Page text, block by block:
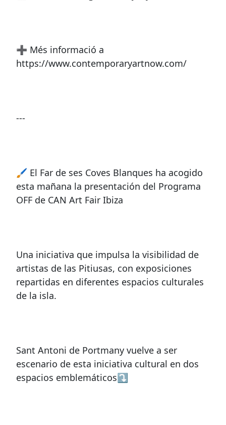
➕ Més informació a
https://www.contemporaryartnow.com/
---
🖌 El Far de ses Coves Blanques ha acogido
esta mañana la presentación del Programa
OFF de CAN Art Fair Ibiza
Una iniciativa que impulsa la visibilidad de
artistas de las Pitiusas, con exposiciones
repartidas en diferentes espacios culturales
de la isla.
Sant Antoni de Portmany vuelve a ser
escenario de esta iniciativa cultural en dos
espacios emblemáticos⤵️